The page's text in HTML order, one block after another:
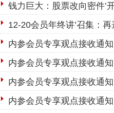
钱力巨大：股票改向密件’
12-20会员年终讲’召集：再
内参会员专享观点接收通知
内参会员专享观点接收通知
内参会员专享观点接收通知
内参会员专享观点接收通知